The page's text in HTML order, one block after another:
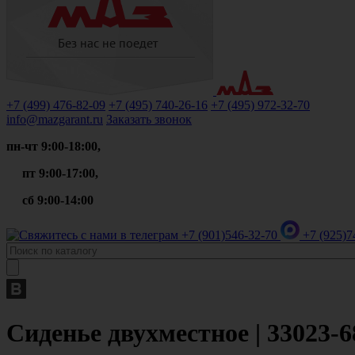
+7 (499) 476-82-09 +7 (495) 740-26-16 +7 (495) 972-32-70
info@mazgarant.ru Заказать звонок
пн-чт 9:00-18:00,
пт 9:00-17:00,
сб 9:00-14:00
+7 (901)546-32-70 +7 (925)
Сиденье двухместное | 33023-